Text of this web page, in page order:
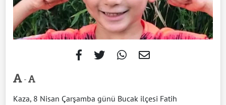
-
Kaza, 8 Nisan Çarşamba günü Bucak ilçesi Fatih